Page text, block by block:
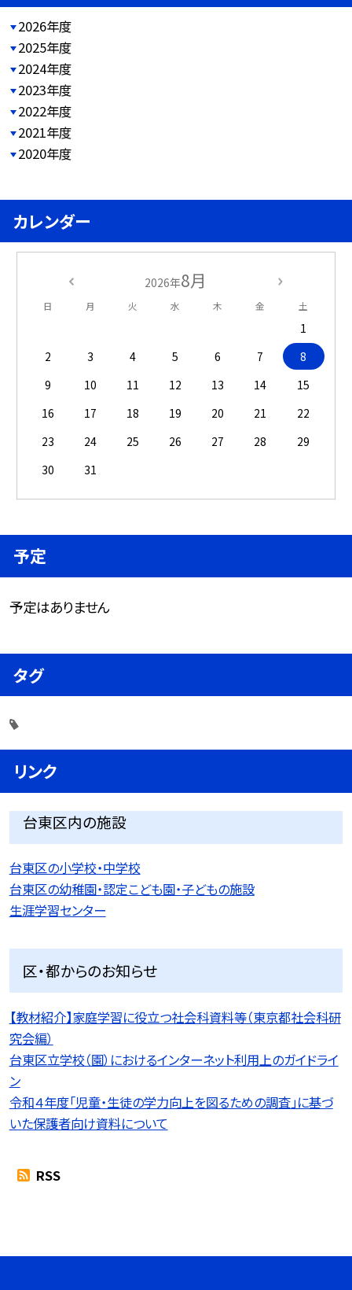
2026年度
2025年度
2024年度
2023年度
2022年度
2021年度
2020年度
カレンダー
2026年8月
日 月 火 水 木 金 土
1
2
3 4 5 6 7
8
9
10 11 12 13 14
15
16
17 18 19 20 21
22
23
24 25 26 27 28
29
30
31
予定
予定はありません
タグ
リンク
台東区内の施設
台東区の小学校・中学校
台東区の幼稚園・認定こども園・子どもの施設
生涯学習センター
区・都からのお知らせ
【教材紹介】家庭学習に役立つ社会科資料等（東京都社会科研
究会編）
台東区立学校（園）におけるインターネット利用上のガイドライ
ン
令和４年度「児童・生徒の学力向上を図るための調査」に基づ
いた保護者向け資料について
RSS